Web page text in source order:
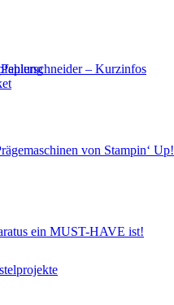
– Kurzinfos
von Stampin‘ Up!
ein MUST-HAVE ist!